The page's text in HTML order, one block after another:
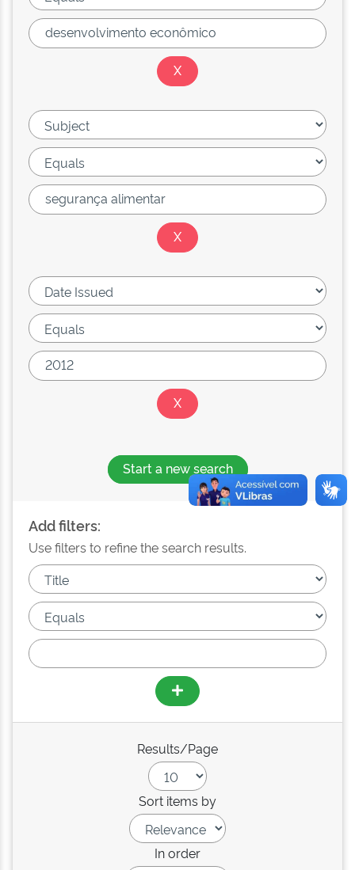
Start a new search
Add filters:
Use filters to refine the search results.
Results/Page
Sort items by
In order